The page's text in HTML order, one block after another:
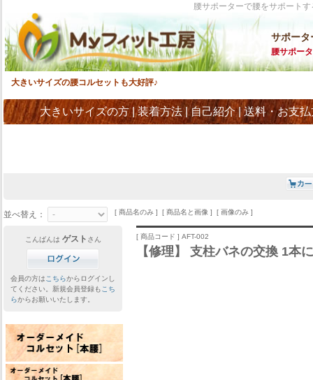
腰サポーターで腰をサポート
サポータ
腰サポー
大きいサイズの腰コルセットも大好評♪
大きいサイズの方|装着方法 |自己紹介|送料・お支
並べ替え： [ 商品名のみ ] [ 商品名と画像 ] [ 画像のみ ]
[ 商品コード ] AFT-002
【修理】 支柱バネの交換 1本
こんばんは ゲスト さん
会員の方はこちらからログインし
てください。新規会員登録もこち
らからお願いいたします。